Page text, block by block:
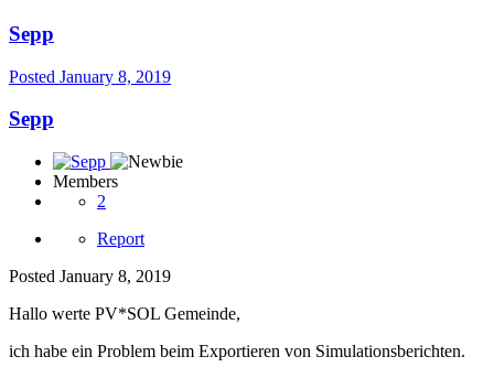
Sepp
Posted January 8, 2019
Sepp
Members
2
Report
Posted January 8, 2019
Hallo werte PV*SOL Gemeinde,
ich habe ein Problem beim Exportieren von Simulationsberichten.